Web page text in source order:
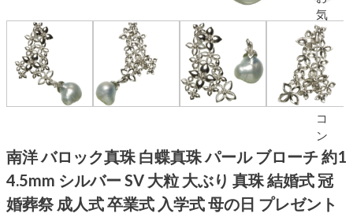
南洋 バロック真珠 白蝶真珠 パール ブローチ 約1
4.5mm シルバー SV 大粒 大ぶり 真珠 結婚式 冠
婚葬祭 成人式 卒業式 入学式 母の日 プレゼント